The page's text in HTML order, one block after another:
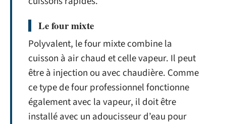
Le four mixte
Polyvalent, le four mixte combine la
cuisson à air chaud et celle vapeur. Il peut
être à injection ou avec chaudière. Comme
ce type de four professionnel fonctionne
également avec la vapeur, il doit être
installé avec un adoucisseur d’eau pour